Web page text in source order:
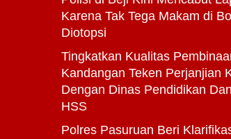
Karena Tak Tega Makam di
Diotopsi
Tingkatkan Kualitas
Kandangan Teken Perjanjian
Dengan Dinas Pendidikan
HSS
Polres Pasuruan Beri